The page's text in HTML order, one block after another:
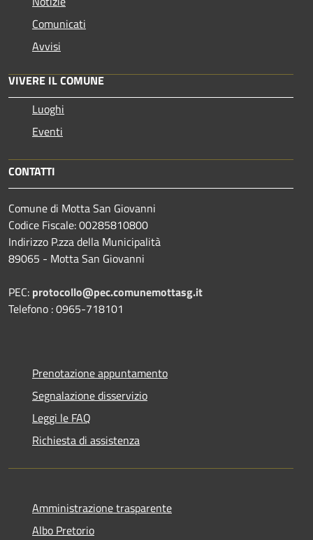
Comunicati
Avvisi
VIVERE IL COMUNE
Luoghi
Eventi
CONTATTI
Comune di Motta San Giovanni
Codice Fiscale: 00285810800
Indirizzo P.zza della Municipalità
89065 - Motta San Giovanni
PEC: protocollo@pec.comunemottasg.it
Telefono : 0965-718101
Prenotazione appuntamento
Segnalazione disservizio
Leggi le FAQ
Richiesta di assistenza
Amministrazione trasparente
Albo Pretorio